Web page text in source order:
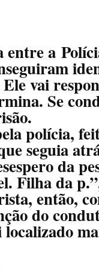
a
vai
Se
polícia,
seguia
da
Filha da
então,
do